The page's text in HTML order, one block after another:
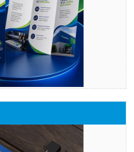
Comprar
con sobres de calidad